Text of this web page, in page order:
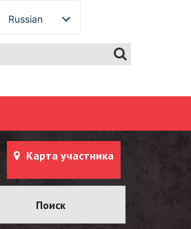
Russian
German
Portuguese
Arabic
Japanese
Карта участника